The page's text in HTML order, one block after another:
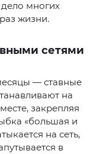
многих
жизни.
сетями
— ставные
на
закрепляя
«большая и
на сеть,
в